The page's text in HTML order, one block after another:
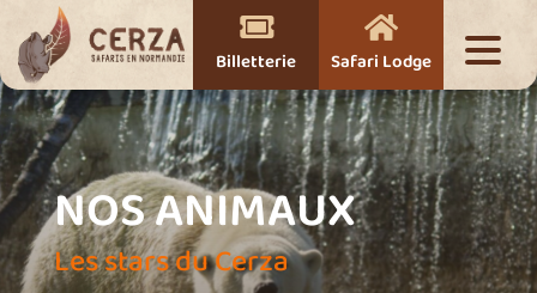

Billetterie

Safari Lodge
NOS ANIMAUX
Les stars du Cerza